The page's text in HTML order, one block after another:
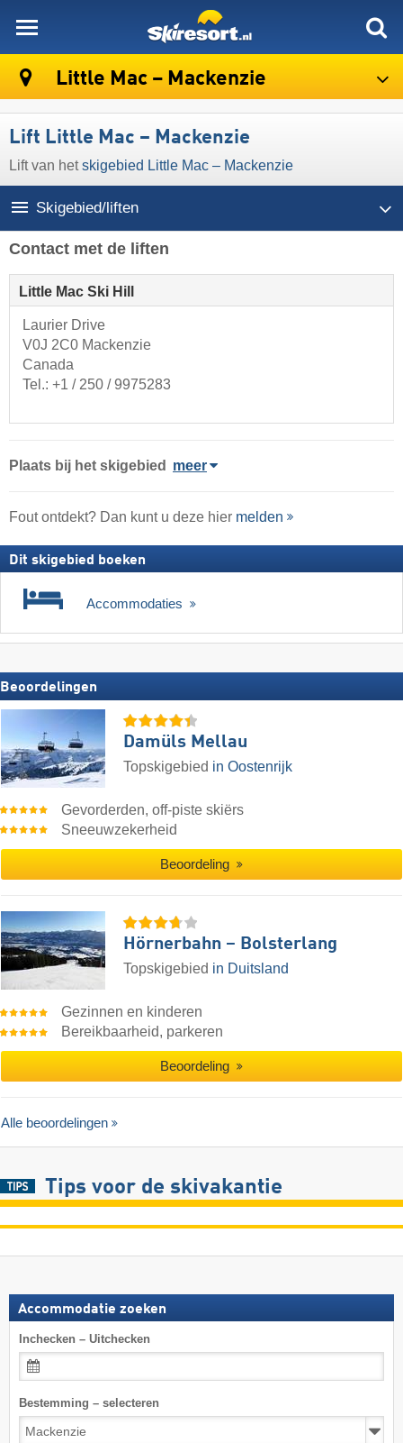
Little Mac – Mackenzie
Lift Little Mac – Mackenzie
Lift van hetskigebied Little Mac – Mackenzie
Skigebied/liften
Contact met de liften
Little Mac Ski Hill
Laurier Drive
V0J 2C0 Mackenzie
Canada
Tel.: +1 / 250 / 9975283
Plaats bij het skigebied meer
Fout ontdekt? Dan kunt u deze hier melden
Dit skigebied boeken
Accommodaties
Beoordelingen
Damüls Mellau
Topskigebied in Oostenrijk
Gevorderden, off-piste skiërs
Sneeuwzekerheid
Beoordeling
Hörnerbahn – Bolsterlang
Topskigebied in Duitsland
Gezinnen en kinderen
Bereikbaarheid, parkeren
Beoordeling
Alle beoordelingen
Tips voor de skivakantie
Accommodatie zoeken
Inchecken – Uitchecken
Bestemming – selecteren